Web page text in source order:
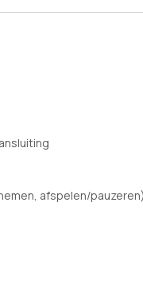
afspelen/pauzeren)